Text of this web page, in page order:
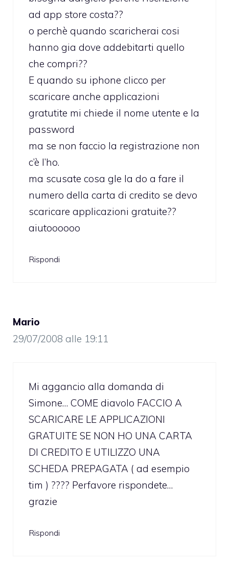
ad app store costa??
o perchè quando scaricherai cosi
hanno gia dove addebitarti quello
che compri??
E quando su iphone clicco per
scaricare anche applicazioni
gratutite mi chiede il nome utente e la
password
ma se non faccio la registrazione non
c’è l’ho.
ma scusate cosa gle la do a fare il
numero della carta di credito se devo
scaricare applicazioni gratuite??
aiutoooooo
Rispondi
Mario
29/07/2008 alle 19:11
Mi aggancio alla domanda di
Simone… COME diavolo FACCIO A
SCARICARE LE APPLICAZIONI
GRATUITE SE NON HO UNA CARTA
DI CREDITO E UTILIZZO UNA
SCHEDA PREPAGATA ( ad esempio
tim ) ???? Perfavore rispondete…
grazie
Rispondi